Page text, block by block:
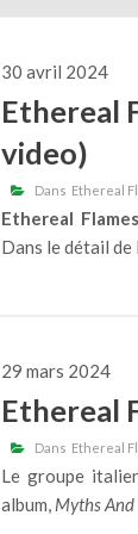
30 avril 2024
Ethereal
video)
Dans Ethereal
Ethereal Flames
Dans le détail de
29 mars 2024
Ethereal
Dans Ethereal
Le groupe
album, Myths And